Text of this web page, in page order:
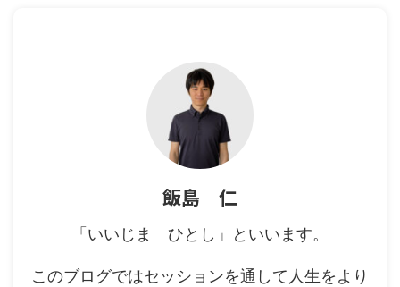
飯島 仁
「いいじま ひとし」といいます。
このブログではセッションを通して人生をより